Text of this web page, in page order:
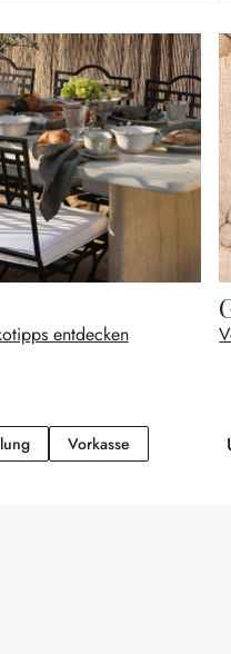
entdecken
Ratenzahlung
VorkasseVorkasse